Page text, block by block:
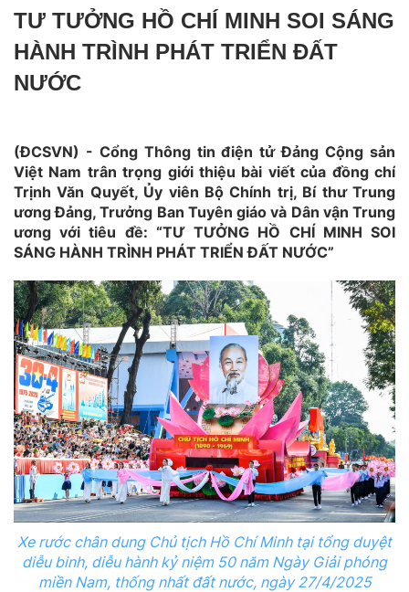
TƯ TƯỞNG HỒ CHÍ MINH SOI SÁNG
HÀNH TRÌNH PHÁT TRIỂN ĐẤT
NƯỚC
(ĐCSVN) - Cổng Thông tin điện tử Đảng Cộng sản
Việt Nam trân trọng giới thiệu bài viết của đồng chí
Trịnh Văn Quyết, Ủy viên Bộ Chính trị, Bí thư Trung
ương Đảng, Trưởng Ban Tuyên giáo và Dân vận Trung
ương với tiêu đề: “TƯ TƯỞNG HỒ CHÍ MINH SOI
SÁNG HÀNH TRÌNH PHÁT TRIỂN ĐẤT NƯỚC”
Xe rước chân dung Chủ tịch Hồ Chí Minh tại tổng duyệt
diễu binh, diễu hành kỷ niệm 50 năm Ngày Giải phóng
miền Nam, thống nhất đất nước, ngày 27/4/2025